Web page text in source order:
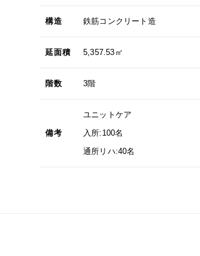
構造 鉄筋コンクリート造
延面積 5,357.53㎡
階数 3階
備考
ユニットケア
入所:100名
通所リハ:40名